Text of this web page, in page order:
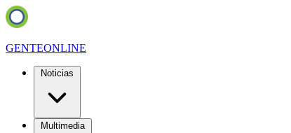
GENTEONLINE
Noticias
Multimedia